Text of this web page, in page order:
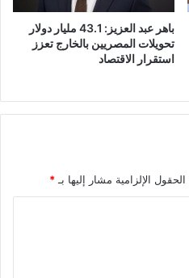
باهر عبد العزيز: 43.1 مليار دولار
تحويلات المصريين بالخارج تعزز
استقرار الاقتصاد
الحقول الإلزامية مشار إليها بـ *